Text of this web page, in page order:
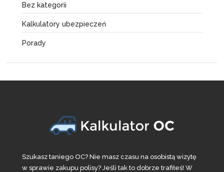
Bez kategorii
Kalkulatory ubezpieczeń
Porady
Szukasz taniego OC? Nie masz czasu na osobistą wizytę
w sprawie zakupu polisy? Jeśli tak to dobrze trafiłeś! W